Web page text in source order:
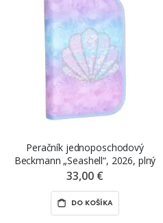
Peračník jednoposchodový
Beckmann „Seashell“, 2026, plný
33,00 €
DO KOŠÍKA